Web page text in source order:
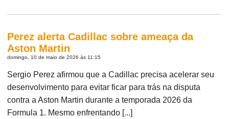
Perez alerta Cadillac sobre ameaça da
Aston Martin
domingo, 10 de maio de 2026 às 11:15
Sergio Perez afirmou que a Cadillac precisa acelerar seu
desenvolvimento para evitar ficar para trás na disputa
contra a Aston Martin durante a temporada 2026 da
Formula 1. Mesmo enfrentando [...]